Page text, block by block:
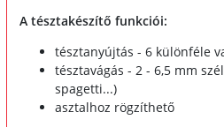
A tésztakészítő funkciói:
tésztanyújtás - 6 különféle
tésztavágás - 2 - 6,5 mm
spagetti...)
asztalhoz rögzíthető